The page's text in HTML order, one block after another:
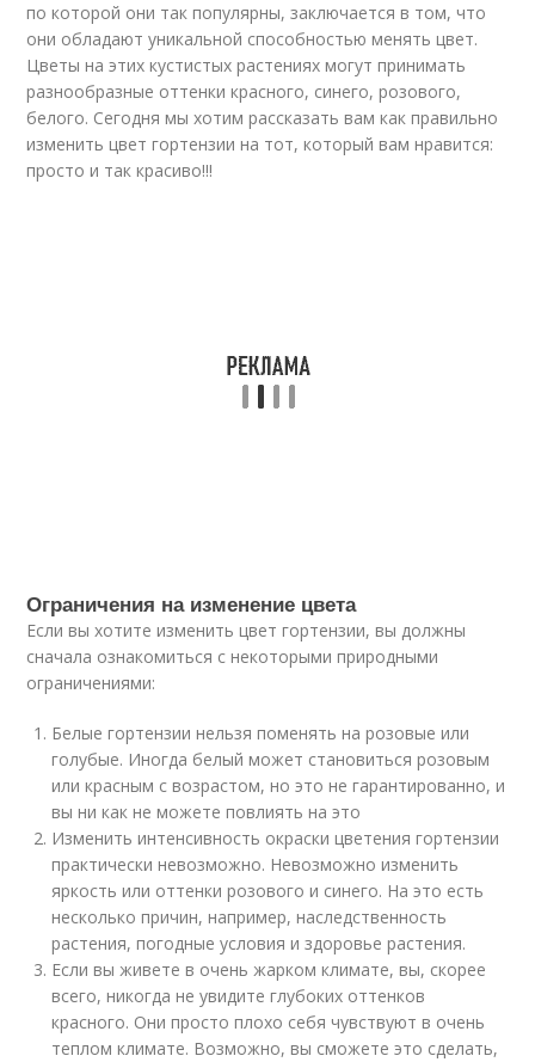
по которой они так популярны, заключается в том, что
они обладают уникальной способностью менять цвет.
Цветы на этих кустистых растениях могут принимать
разнообразные оттенки красного, синего, розового,
белого. Сегодня мы хотим рассказать вам как правильно
изменить цвет гортензии на тот, который вам нравится:
просто и так красиво!!!
Ограничения на изменение цвета
Если вы хотите изменить цвет гортензии, вы должны
сначала ознакомиться с некоторыми природными
ограничениями:
Белые гортензии нельзя поменять на розовые или
голубые. Иногда белый может становиться розовым
или красным с возрастом, но это не гарантированно, и
вы ни как не можете повлиять на это
Изменить интенсивность окраски цветения гортензии
практически невозможно. Невозможно изменить
яркость или оттенки розового и синего. На это есть
несколько причин, например, наследственность
растения, погодные условия и здоровье растения.
Если вы живете в очень жарком климате, вы, скорее
всего, никогда не увидите глубоких оттенков
красного. Они просто плохо себя чувствуют в очень
теплом климате. Возможно, вы сможете это сделать,